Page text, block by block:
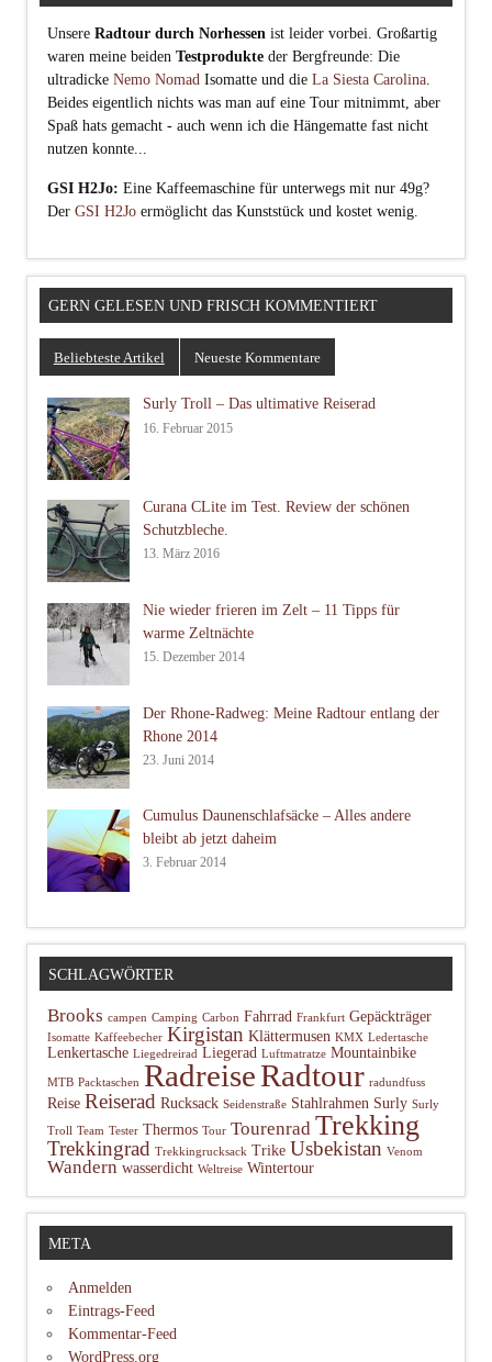
Unsere Radtour durch Norhessen ist leider vorbei. Großartig
waren meine beiden Testprodukte der Bergfreunde: Die
ultradicke Nemo Nomad Isomatte und die La Siesta Carolina.
Beides eigentlich nichts was man auf eine Tour mitnimmt, aber
Spaß hats gemacht - auch wenn ich die Hängematte fast nicht
nutzen konnte...
GSI H2Jo: Eine Kaffeemaschine für unterwegs mit nur 49g?
Der GSI H2Jo ermöglicht das Kunststück und kostet wenig.
GERN GELESEN UND FRISCH KOMMENTIERT
Beliebteste Artikel Neueste Kommentare
Surly Troll – Das ultimative Reiserad
16. Februar 2015
Curana CLite im Test. Review der schönen
Schutzbleche.
13. März 2016
Nie wieder frieren im Zelt – 11 Tipps für
warme Zeltnächte
15. Dezember 2014
Der Rhone-Radweg: Meine Radtour entlang der
Rhone 2014
23. Juni 2014
Cumulus Daunenschlafsäcke – Alles andere
bleibt ab jetzt daheim
3. Februar 2014
SCHLAGWÖRTER
Brooks campen Camping Carbon Fahrrad Frankfurt Gepäckträger
Isomatte Kaffeebecher Kirgistan Klättermusen KMX Ledertasche
Lenkertasche Liegedreirad Liegerad Luftmatratze Mountainbike
MTB Packtaschen RadreiseRadtour radundfuss
Reise Reiserad Rucksack Seidenstraße Stahlrahmen Surly Surly
Troll Team Tester Thermos Tour Tourenrad Trekking
Trekkingrad Trekkingrucksack Trike Usbekistan Venom
Wandern wasserdicht Weltreise Wintertour
META
Anmelden
Eintrags-Feed
Kommentar-Feed
WordPress.org